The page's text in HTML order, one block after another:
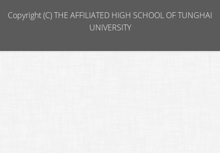
Copyright (C) THE AFFILIATED HIGH SCHOOL OF TUNGHAI
UNIVERSITY